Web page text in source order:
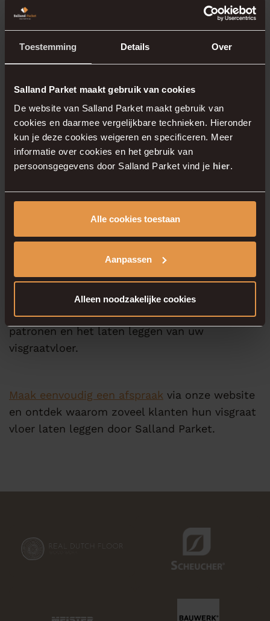
Toestemming Details Over
Salland Parket maakt gebruik van cookies
De website van Salland Parket maakt gebruik van
cookies en daarmee vergelijkbare technieken. Hieronder
kun je deze cookies weigeren en specificeren. Meer
informatie over cookies en het gebruik van
persoonsgegevens door Salland Parket vind je hier.
Alle cookies toestaan
Aanpassen
Alleen noodzakelijke cookies
Ook voor
kunnen wij u adviseren. De
visgraat laminaat leggen kosten liggen
doorgaans lager dan bij parket, maar ook hier
geldt dat vakmanschap het verschil maakt. Een
corrigeren. Daarom kiezen veel klanten ervoor
om ook laminaat professioneel te laten leggen.
Persoonlijk advies bij
Salland Parket
een andere aanpak. Wilt u weten wat in uw
situatie de beste keuze is en wat de kosten
visgraat vloer leggen precies zijn? Bezoek dan
onze showroomin Deventer. Wij nemen graag
de tijd om u te adviseren over materialen,
patronen en het laten leggen van uw
visgraatvloer.
Maak eenvoudig een afspraak via onze website
en ontdek waarom zoveel klanten hun visgraat
vloer laten leggen door Salland Parket.